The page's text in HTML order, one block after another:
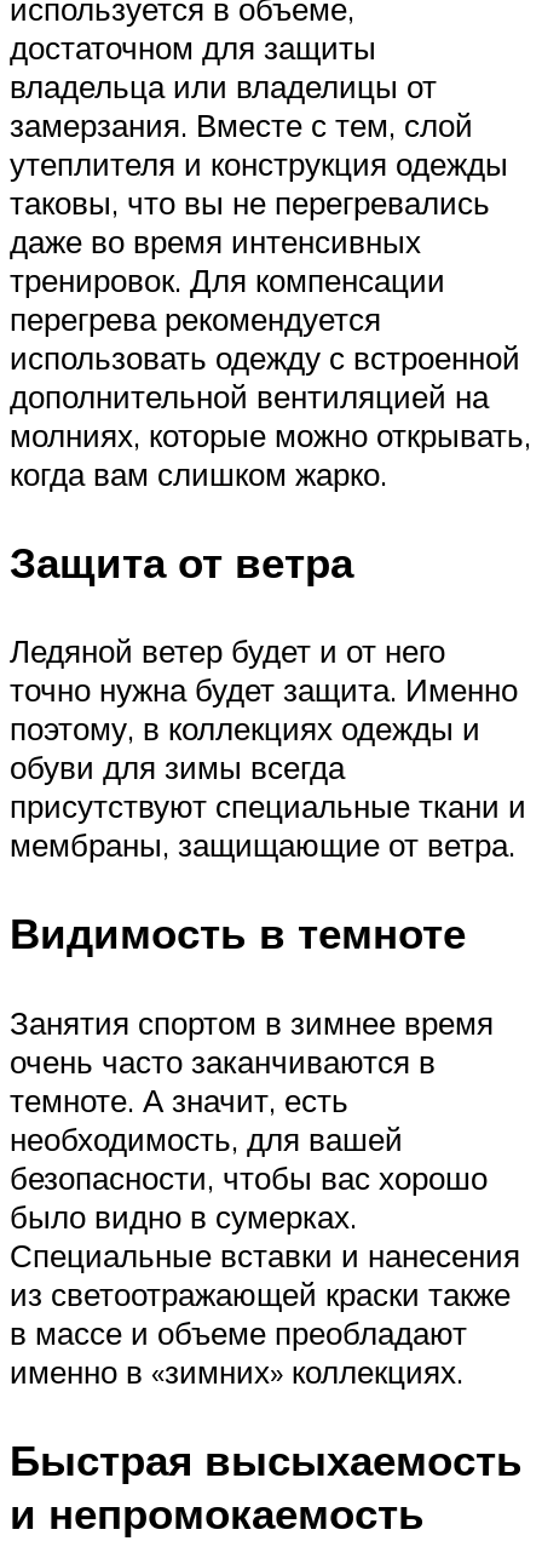
используется в объеме,
достаточном для защиты
владельца или владелицы от
замерзания. Вместе с тем, слой
утеплителя и конструкция одежды
таковы, что вы не перегревались
даже во время интенсивных
тренировок. Для компенсации
перегрева рекомендуется
использовать одежду с встроенной
дополнительной вентиляцией на
молниях, которые можно открывать,
когда вам слишком жарко.
Защита от ветра
Ледяной ветер будет и от него
точно нужна будет защита. Именно
поэтому, в коллекциях одежды и
обуви для зимы всегда
присутствуют специальные ткани и
мембраны, защищающие от ветра.
Видимость в темноте
Занятия спортом в зимнее время
очень часто заканчиваются в
темноте. А значит, есть
необходимость, для вашей
безопасности, чтобы вас хорошо
было видно в сумерках.
Специальные вставки и нанесения
из светоотражающей краски также
в массе и объеме преобладают
именно в «зимних» коллекциях.
Быстрая высыхаемость
и непромокаемость